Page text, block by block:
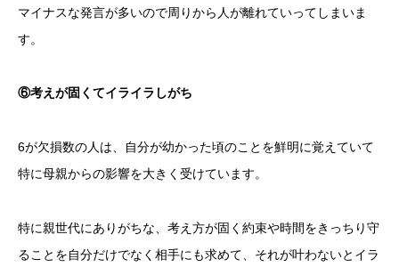
マイナスな発言が多いので周りから人が離れていってしまいま
す。
⑥考えが固くてイライラしがち
6が欠損数の人は、自分が幼かった頃のことを鮮明に覚えていて
特に母親からの影響を大きく受けています。
特に親世代にありがちな、考え方が固く約束や時間をきっちり守
ることを自分だけでなく相手にも求めて、それが叶わないとイラ